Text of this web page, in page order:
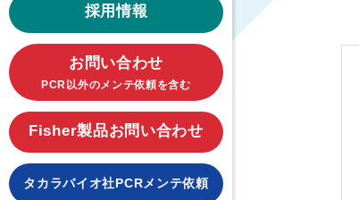
採用情報
お問い合わせ
PCR以外のメンテ依頼を含む
Fisher製品お問い合わせ
タカラバイオ社PCRメンテ依頼